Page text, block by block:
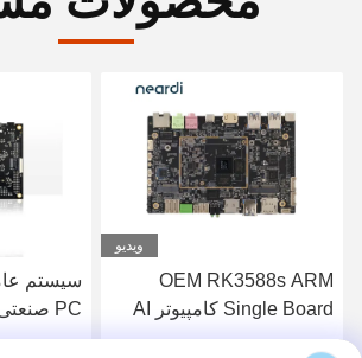
Single Board کامپیوتر AI
سیستم عامل واحد ورودی
PC صنعتی SBC LKD3399
اندروید RK3399